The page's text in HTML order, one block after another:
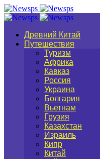
Древний Китай
Путешествия
Туризм
Африка
Кавказ
Россия
Украина
Болгария
Вьетнам
Грузия
Казахстан
Израиль
Кипр
Китай